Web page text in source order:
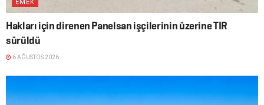
EMEK
Hakları için direnen Panelsan işçilerinin üzerine TIR
sürüldü
6 AĞUSTOS 2026